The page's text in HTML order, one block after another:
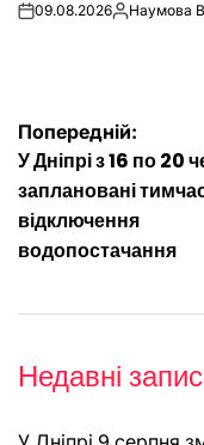
on09.08.2026 Наумова
записів
Попередній:
У Дніпрі з 16 по 20
заплановані
відключення
водопостачання
Недавні